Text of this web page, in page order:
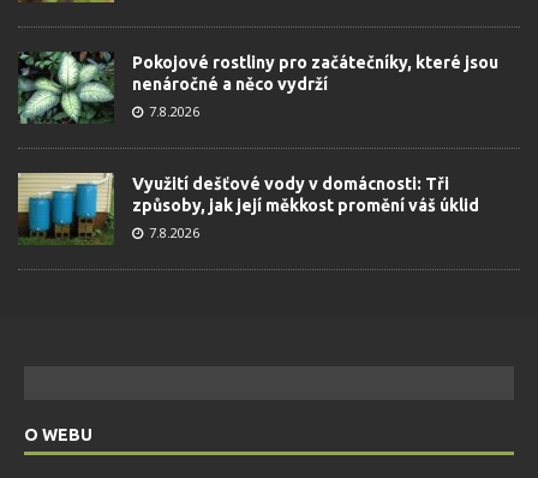
Pokojové rostliny pro začátečníky, které jsou
nenáročné a něco vydrží
7.8.2026
Využití dešťové vody v domácnosti: Tři
způsoby, jak její měkkost promění váš úklid
7.8.2026
O WEBU